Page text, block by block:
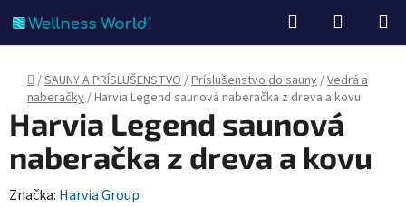
na
obsah
Hľadať
KOŠÍK
Domov
/SAUNY A PRÍSLUŠENSTVO/Príslušenstvo do sauny/Vedrá a
naberačky/Harvia Legend saunová naberačka z dreva a kovu
Harvia Legend saunová
naberačka z dreva a kovu
Značka: Harvia Group